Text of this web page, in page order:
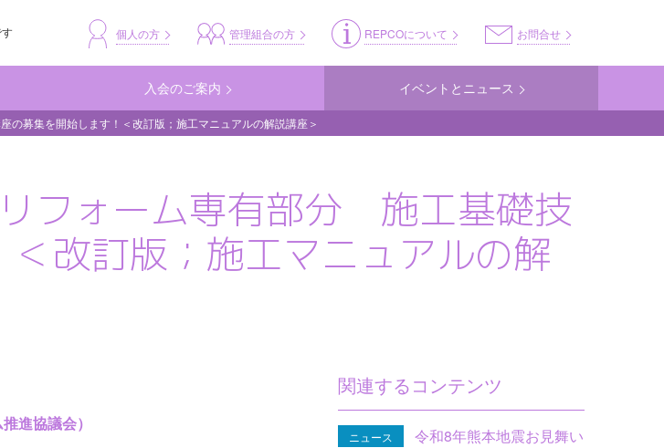
header_business お問合せ
REPCOについて
管理組合の方
個人の方
入会のご案内 イベントとニュース
募集を開始します！＜改訂版；施工マニュアルの解説講座＞
フォーム専有部分 施工基礎技
改訂版；施工マニュアルの解
進協議会）
関連するコンテンツ
ニュース
令和8年熊本地震お見舞い